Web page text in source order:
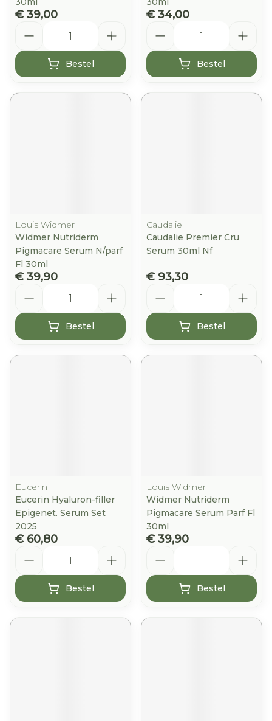
€ 39,00
Bestel
€ 34,00
Bestel
Louis Widmer
Widmer Nutriderm
Pigmacare Serum N/parf
Fl 30ml
€ 39,90
Bestel
Caudalie
Caudalie Premier Cru
Serum 30ml Nf
€ 93,30
Bestel
Eucerin
Eucerin Hyaluron-filler
Epigenet. Serum Set
2025
€ 60,80
Bestel
Louis Widmer
Widmer Nutriderm
Pigmacare Serum Parf Fl
30ml
€ 39,90
Bestel